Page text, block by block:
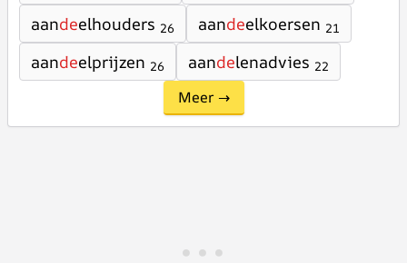
aandeelhouders 26 aandeelkoersen 21
aandeelprijzen 26 aandelenadvies 22
Meer →